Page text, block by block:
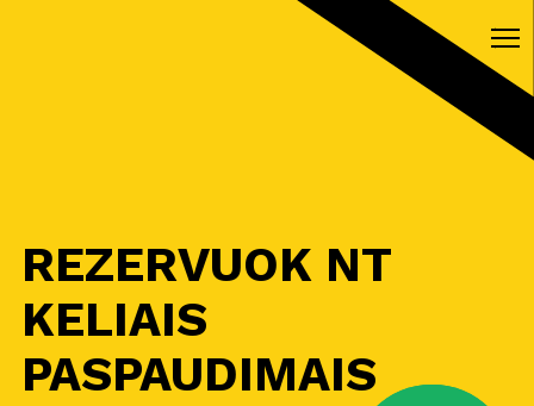
REZERVUOK NT
KELIAIS
PASPAUDIMAIS